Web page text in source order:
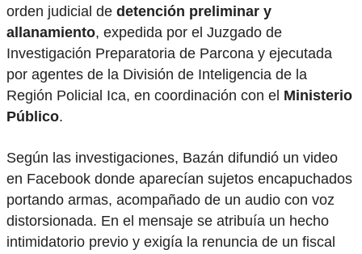
orden judicial de detención preliminar y
allanamiento, expedida por el Juzgado de
Investigación Preparatoria de Parcona y ejecutada
por agentes de la División de Inteligencia de la
Región Policial Ica, en coordinación con el Ministerio
Público.
Según las investigaciones, Bazán difundió un video
en Facebook donde aparecían sujetos encapuchados
portando armas, acompañado de un audio con voz
distorsionada. En el mensaje se atribuía un hecho
intimidatorio previo y exigía la renuncia de un fiscal